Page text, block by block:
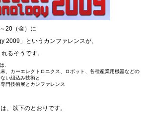
20（金）に
2009」というカンファレンスが、
るそうです。
、
、カーエレクトロニクス、ロボット、各種産業用機器などの
い組込み技術と
門技術展とカンファレンス
、以下のとおりです。